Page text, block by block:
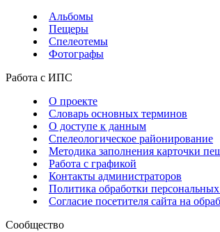
Альбомы
Пещеры
Спелеотемы
Фотографы
Работа с ИПС
О проекте
Словарь основных терминов
О доступе к данным
Спелеологическое районирование
Методика заполнения карточки
Работа с графикой
Контакты администраторов
Политика обработки
Согласие посетителя сайта на
Сообщество